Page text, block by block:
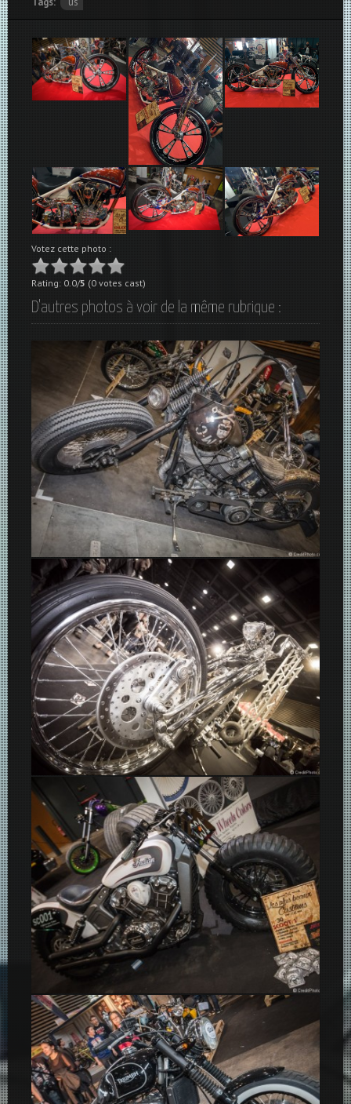
Votez cette photo :
Rating: 0.0/5 (0 votes cast)
D'autres photos à voir de la même rubrique :
Wasabi Custom
Chopper Captain Pan – Salon du 2 Roues 2015
Indian Scoot 1